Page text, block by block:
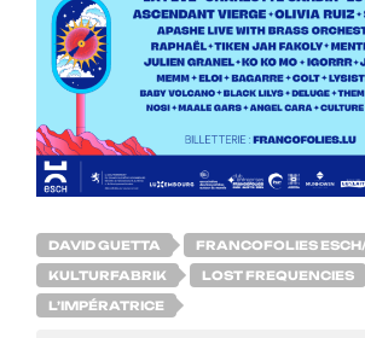
DAVID GUETTA FRANCOFOLIES
KULTURFABRIK LOST FREQUENCIES
L’IMPÉRATRICE